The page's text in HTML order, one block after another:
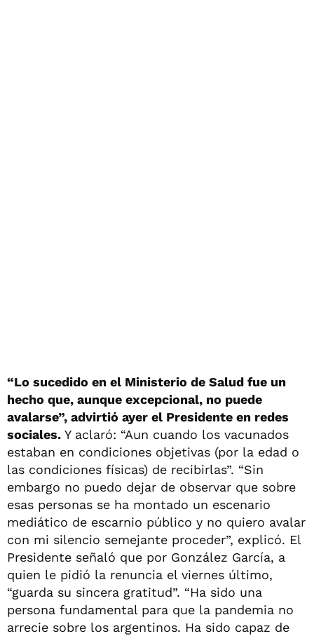
“Lo sucedido en el Ministerio de Salud fue un
hecho que, aunque excepcional, no puede
avalarse”, advirtió ayer el Presidente en redes
sociales. Y aclaró: “Aun cuando los vacunados
estaban en condiciones objetivas (por la edad o
las condiciones físicas) de recibirlas”. “Sin
embargo no puedo dejar de observar que sobre
esas personas se ha montado un escenario
mediático de escarnio público y no quiero avalar
con mi silencio semejante proceder”, explicó. El
Presidente señaló que por González García, a
quien le pidió la renuncia el viernes último,
“guarda su sincera gratitud”. “Ha sido una
persona fundamental para que la pandemia no
arrecie sobre los argentinos. Ha sido capaz de